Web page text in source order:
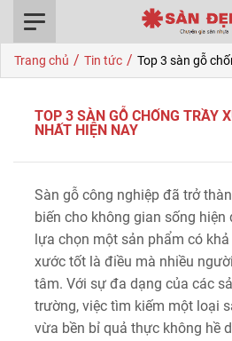
Trang chủ / Tin tức / Top 3 sàn gỗ
TOP 3 SÀN GỖ CHỐNG TRẦY
NHẤT HIỆN NAY
Sàn gỗ công nghiệp đã trở
biến cho không gian sống hiện
lựa chọn một sản phẩm có
xước tốt là điều mà nhiều
tâm. Với sự đa dạng của các
trường, việc tìm kiếm một loại
vừa bền bỉ quả thực không hề